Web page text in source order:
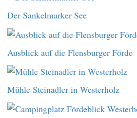
Der Sankelmarker See
Ausblick auf die Flensburger Förde
Mühle Steinadler in Westerholz